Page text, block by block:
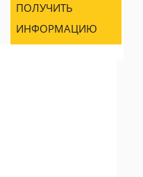
ПОЛУЧИТЬ
ИНФОРМАЦИЮ